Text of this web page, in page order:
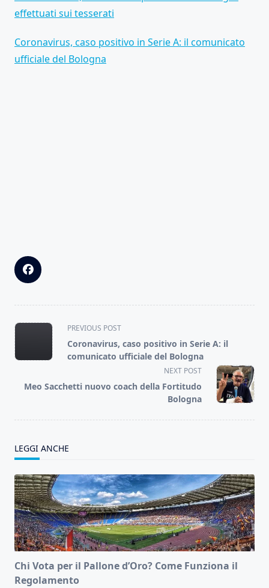
effettuati sui tesserati
Coronavirus, caso positivo in Serie A: il comunicato
ufficiale del Bologna
<span
class="nav-
subtitle
reader-
PREVIOUS POST
Coronavirus, caso positivo in Serie A: il
comunicato ufficiale del Bologna
NEXT POST
Meo Sacchetti nuovo coach della Fortitudo
Bologna
LEGGI ANCHE
Chi Vota per il Pallone d’Oro? Come Funziona il
Regolamento